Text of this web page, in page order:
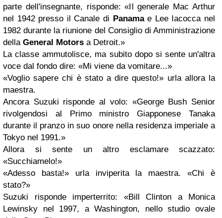
parte dell'insegnante, risponde: «Il generale Mac Arthur
nel 1942 presso il Canale di Panamae Lee Iacocca nel
1982 durante la riunione del Consiglio di Amministrazione
della General Motors a Detroit.»
La classe ammutolisce, ma subito dopo si sente un'altra
voce dal fondo dire: «Mi viene da vomitare...»
«Voglio sapere chi è stato a dire questo!» urla allora la
maestra.
Ancora Suzuki risponde al volo: «George Bush Senior
rivolgendosi al Primo ministro Giapponese Tanaka
durante il pranzo in suo onore nella residenza imperiale a
Tokyo nel 1991.»
Allora si sente un altro esclamare scazzato:
«Succhiamelo!»
«Adesso basta!» urla inviperita la maestra. «Chi è
stato?»
Suzuki risponde imperterrito: «Bill Clinton a Monica
Lewinsky nel 1997, a Washington, nello studio ovale